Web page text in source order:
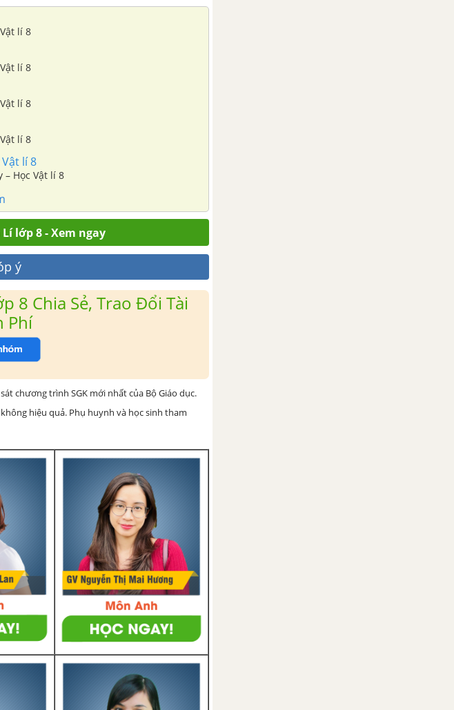
lí 8
lí 8
lí 8
lí 8
lí 8
– Học Vật lí 8
lớp 8 - Xem ngay
ý
8 Chia Sẻ, Trao Đổi Tài
Phí
chương trình SGK mới nhất của Bộ Giáo dục.
hiệu quả. Phụ huynh và học sinh tham